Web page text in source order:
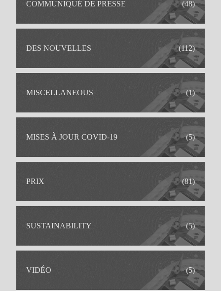
COMMUNIQUÉ DE PRESSE (48)
DES NOUVELLES (112)
MISCELLANEOUS (1)
MISES À JOUR COVID-19 (5)
PRIX (81)
SUSTAINABILITY (5)
VIDÉO (5)